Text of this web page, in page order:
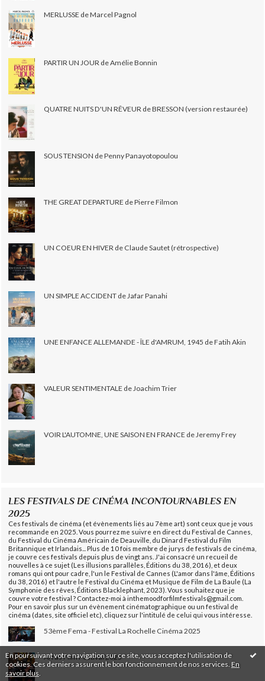
En poursuivant votre navigation sur ce site, vous acceptez l'utilisation de
cookies. Ces derniers assurent le bon fonctionnement de nos services. En
savoir plus
MERLUSSE de Marcel Pagnol
PARTIR UN JOUR de Amélie Bonnin
QUATRE NUITS D'UN RÊVEUR de BRESSON (version restaurée)
SOUS TENSION de Penny Panayotopoulou
THE GREAT DEPARTURE de Pierre Filmon
UN COEUR EN HIVER de Claude Sautet (rétrospective)
UN SIMPLE ACCIDENT de Jafar Panahi
UNE ENFANCE ALLEMANDE - ÎLE d'AMRUM, 1945 de Fatih Akin
VALEUR SENTIMENTALE de Joachim Trier
VOIR L'AUTOMNE, UNE SAISON EN FRANCE de Jeremy Frey
LES FESTIVALS DE CINÉMA INCONTOURNABLES EN
2025
Ces festivals de cinéma (et évènements liés au 7ème art) sont ceux que je vous
recommande en 2025. Vous pourrez me suivre en direct du Festival de Cannes,
du Festival du Cinéma Américain de Deauville, du Dinard Festival du Film
Britannique et Irlandais... Plus de 10 fois membre de jurys de festivals de cinéma,
je couvre ces festivals depuis plus de vingt ans. J'ai consacré un recueil de
nouvelles à ce sujet (Les illusions parallèles, Éditions du 38, 2016), et deux
romans qui ont pour cadre, l'un le Festival de Cannes (L'amor dans l'âme, Éditions
du 38, 2016) et l'autre le Festival du Cinéma et Musique de Film de La Baule (La
Symphonie des rêves, Éditions Blacklephant, 2023). Vous souhaitez que je
couvre votre festival ? Contactez-moi à inthemoodforfilmfestivals@gmail.com.
Pour en savoir plus sur un évènement cinématographique ou un festival de
cinéma (dates, site officiel etc), cliquez sur l'intitulé de celui qui vous intéresse.
53ème Fema - Festival La Rochelle Cinéma 2025
Arras Film Festival 2025